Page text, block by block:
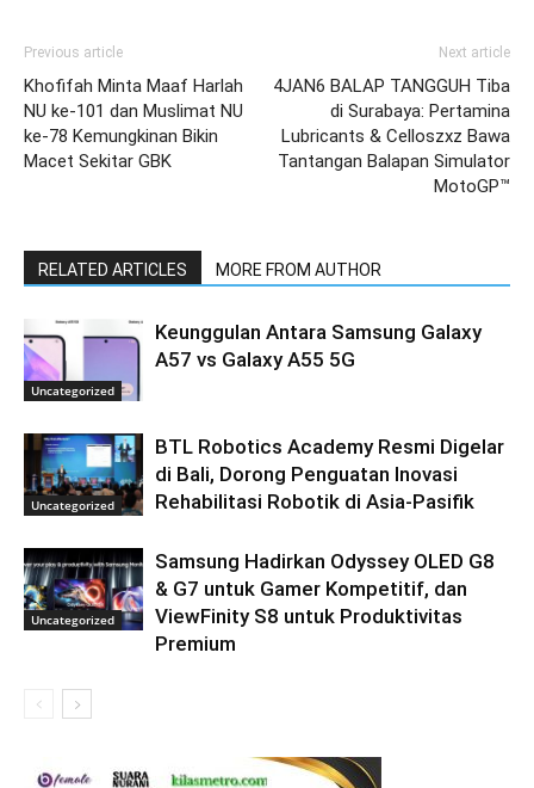
Previous article
Khofifah Minta Maaf Harlah
NU ke-101 dan Muslimat NU
ke-78 Kemungkinan Bikin
Macet Sekitar GBK
Next article
4JAN6 BALAP TANGGUH Tiba
di Surabaya: Pertamina
Lubricants & Celloszxz Bawa
Tantangan Balapan Simulator
MotoGP™
RELATED ARTICLES MORE FROM AUTHOR
Uncategorized
Keunggulan Antara Samsung Galaxy
A57 vs Galaxy A55 5G
Uncategorized
BTL Robotics Academy Resmi Digelar
di Bali, Dorong Penguatan Inovasi
Rehabilitasi Robotik di Asia-Pasifik
Uncategorized
Samsung Hadirkan Odyssey OLED G8
& G7 untuk Gamer Kompetitif, dan
ViewFinity S8 untuk Produktivitas
Premium